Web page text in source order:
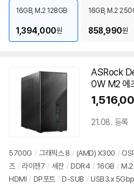
16GB, M.2 128GB
1,394,000원
16GB, M.2
858,990원
ASRock
0W M2 에
21.08. 등록
5700G / 그래픽스 8 / (AMD) X300 / OS
즈 / 라이젠7 / 세잔 / DDR4 / 16GB / M.2
HDMI / DP포트 / D-SUB / USB3.x